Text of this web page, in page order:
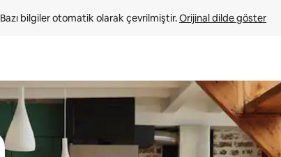
Bazı bilgiler otomatik olarak çevrilmiştir. Orijinal dilde göster